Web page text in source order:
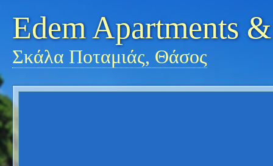
Edem Apartments
Σκάλα Ποταμιάς, Θάσος